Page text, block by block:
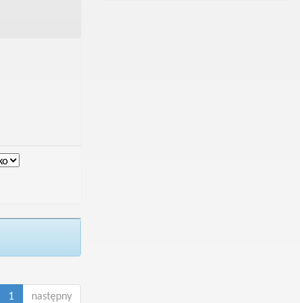
1 następny